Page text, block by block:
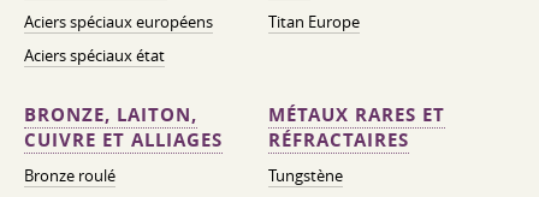
Aciers spéciaux européens
Aciers spéciaux état
Titan Europe
BRONZE, LAITON,
CUIVRE ET ALLIAGES
Bronze roulé
MÉTAUX RARES ET
RÉFRACTAIRES
Tungstène